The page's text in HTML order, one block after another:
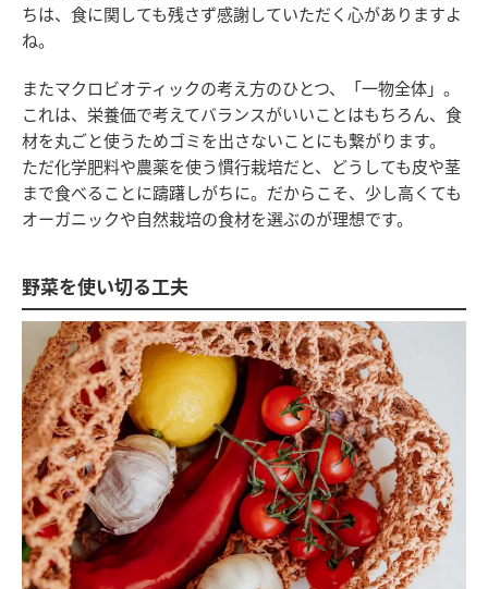
ちは、食に関しても残さず感謝していただく心がありますよ
ね。
またマクロビオティックの考え方のひとつ、「一物全体」。
これは、栄養価で考えてバランスがいいことはもちろん、食
材を丸ごと使うためゴミを出さないことにも繋がります。
ただ化学肥料や農薬を使う慣行栽培だと、どうしても皮や茎
まで食べることに躊躇しがちに。だからこそ、少し高くても
オーガニックや自然栽培の食材を選ぶのが理想です。
野菜を使い切る工夫